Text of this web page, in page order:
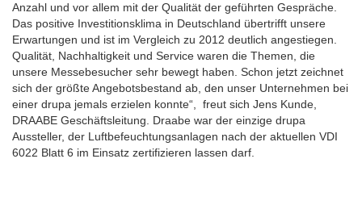
Anzahl und vor allem mit der Qualität der geführten Gespräche.
Das positive Investitionsklima in Deutschland übertrifft unsere
Erwartungen und ist im Vergleich zu 2012 deutlich angestiegen.
Qualität, Nachhaltigkeit und Service waren die Themen, die
unsere Messebesucher sehr bewegt haben. Schon jetzt zeichnet
sich der größte Angebotsbestand ab, den unser Unternehmen bei
einer drupa jemals erzielen konnte“, freut sich Jens Kunde,
DRAABE Geschäftsleitung. Draabe war der einzige drupa
Aussteller, der Luftbefeuchtungsanlagen nach der aktuellen VDI
6022 Blatt 6 im Einsatz zertifizieren lassen darf.